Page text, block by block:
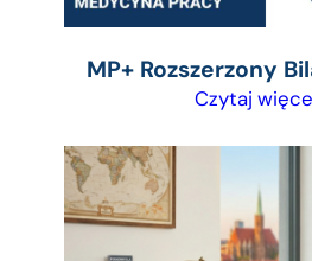
MP+ Rozszerzony
Czytaj